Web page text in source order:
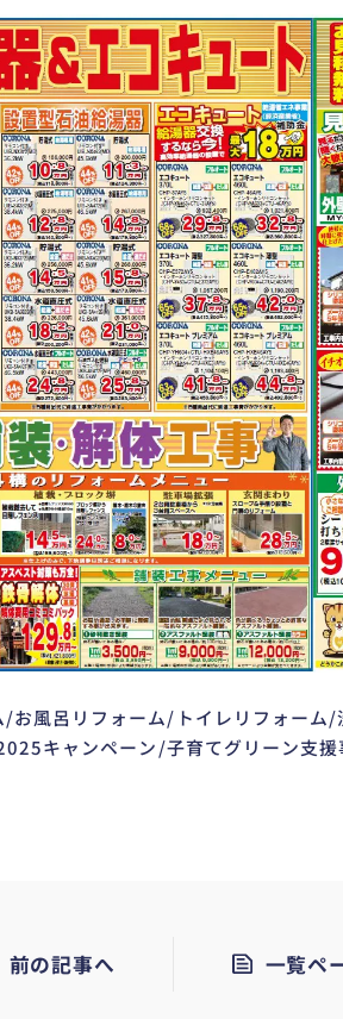
/お風呂リフォーム/トイレリフォー
キャンペーン/子育てグリーン支
前の記事へ 一覧ペ